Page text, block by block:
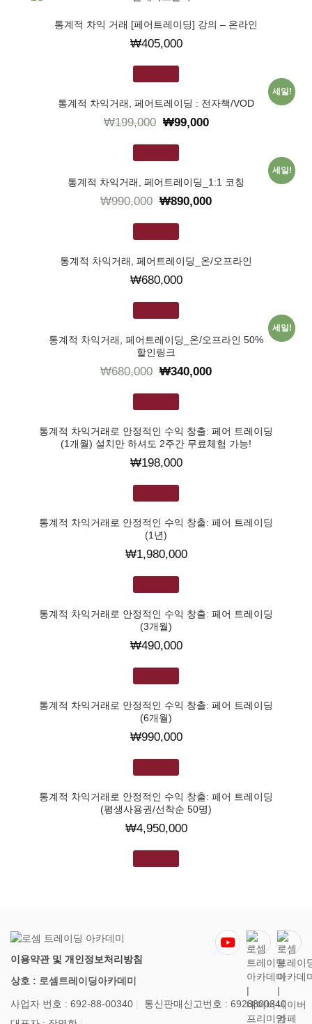
통계적 차익 거래 [페어트레이딩] 강의 – 온라인
₩405,000
세일!
통계적 차익거래, 페어트레이딩 : 전자책/VOD
₩199,000 ₩99,000
세일!
통계적 차익거래, 페어트레이딩_1:1 코칭
₩990,000 ₩890,000
통계적 차익거래, 페어트레이딩_온/오프라인
₩680,000
세일!
통계적 차익거래, 페어트레이딩_온/오프라인 50%
할인링크
₩680,000 ₩340,000
통계적 차익거래로 안정적인 수익 창출: 페어 트레이딩
(1개월) 설치만 하셔도 2주간 무료체험 가능!
₩198,000
통계적 차익거래로 안정적인 수익 창출: 페어 트레이딩
(1년)
₩1,980,000
통계적 차익거래로 안정적인 수익 창출: 페어 트레이딩
(3개월)
₩490,000
통계적 차익거래로 안정적인 수익 창출: 페어 트레이딩
(6개월)
₩990,000
통계적 차익거래로 안정적인 수익 창출: 페어 트레이딩
(평생사용권/선착순 50명)
₩4,950,000
이용약관 및 개인정보처리방침
상호 : 로셈트레이딩아카데미
사업자 번호 : 692-88-00340
통신판매신고번호 : 6928800340